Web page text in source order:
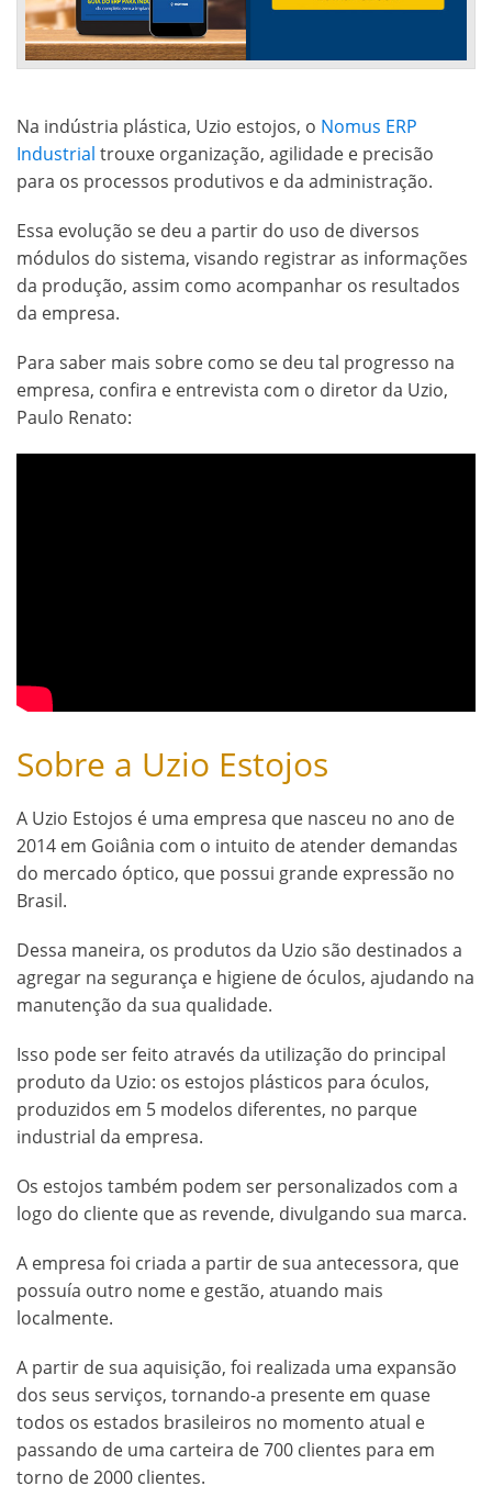
Na indústria plástica, Uzio estojos, o Nomus ERP
Industrial trouxe organização, agilidade e precisão
para os processos produtivos e da administração.
Essa evolução se deu a partir do uso de diversos
módulos do sistema, visando registrar as informações
da produção, assim como acompanhar os resultados
da empresa.
Para saber mais sobre como se deu tal progresso na
empresa, confira e entrevista com o diretor da Uzio,
Paulo Renato:
Sobre a Uzio Estojos
A Uzio Estojos é uma empresa que nasceu no ano de
2014 em Goiânia com o intuito de atender demandas
do mercado óptico, que possui grande expressão no
Brasil.
Dessa maneira, os produtos da Uzio são destinados a
agregar na segurança e higiene de óculos, ajudando na
manutenção da sua qualidade.
Isso pode ser feito através da utilização do principal
produto da Uzio: os estojos plásticos para óculos,
produzidos em 5 modelos diferentes, no parque
industrial da empresa.
Os estojos também podem ser personalizados com a
logo do cliente que as revende, divulgando sua marca.
A empresa foi criada a partir de sua antecessora, que
possuía outro nome e gestão, atuando mais
localmente.
A partir de sua aquisição, foi realizada uma expansão
dos seus serviços, tornando-a presente em quase
todos os estados brasileiros no momento atual e
passando de uma carteira de 700 clientes para em
torno de 2000 clientes.